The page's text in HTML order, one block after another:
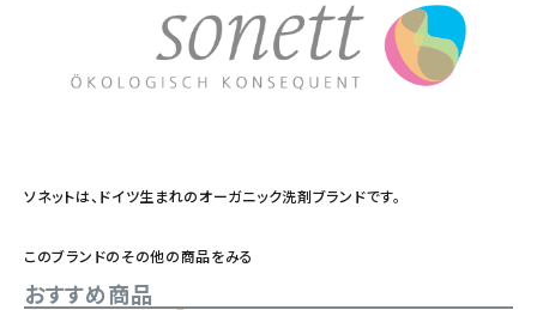
ソネットは、ドイツ生まれのオーガニック洗剤ブランドです。
このブランドのその他の商品をみる
おすすめ商品